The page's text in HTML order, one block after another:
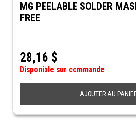
MG PEELABLE SOLDER
FREE
28,16 $
Disponible sur commande
AJOUTER AU